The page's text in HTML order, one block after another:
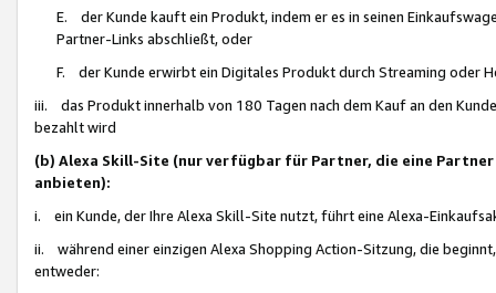
E. der Kunde kauft ein Produkt, indem er es in seinen
Partner-Links abschließt, oder
F. der Kunde erwirbt ein Digitales Produkt durch Streaming oder
iii. das Produkt innerhalb von 180 Tagen nach dem Kauf an den
bezahlt wird
(b) Alexa Skill-Site (nur verfügbar für Partner, die eine
anbieten):
i. ein Kunde, der Ihre Alexa Skill-Site nutzt, führt eine Alexa-
ii. während einer einzigen Alexa Shopping Action-Sitzung, die
entweder: